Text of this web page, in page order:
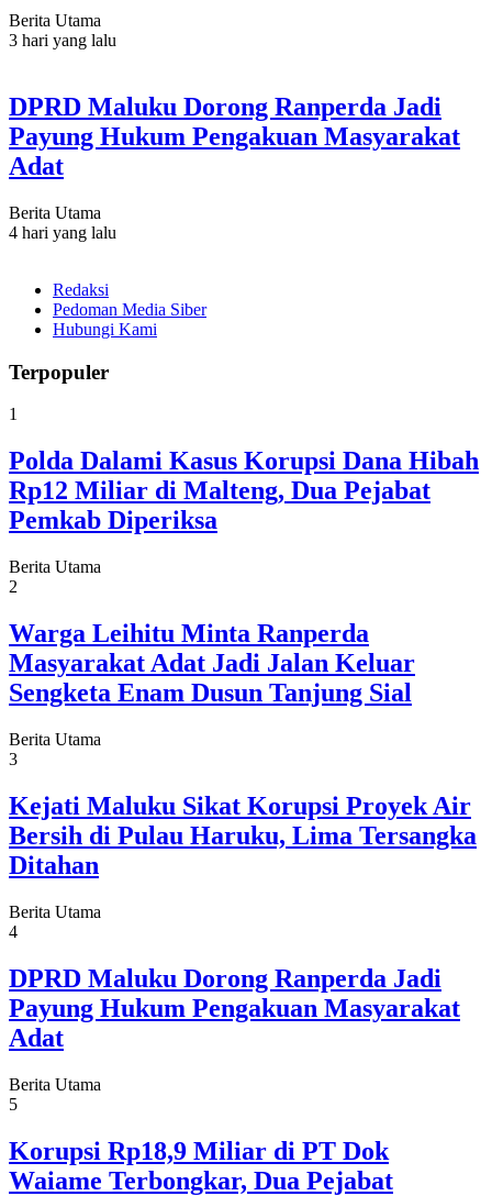
Berita Utama
3 hari yang lalu
DPRD Maluku Dorong Ranperda Jadi
Payung Hukum Pengakuan Masyarakat
Adat
Berita Utama
4 hari yang lalu
Redaksi
Pedoman Media Siber
Hubungi Kami
Terpopuler
1
Polda Dalami Kasus Korupsi Dana Hibah
Rp12 Miliar di Malteng, Dua Pejabat
Pemkab Diperiksa
Berita Utama
2
Warga Leihitu Minta Ranperda
Masyarakat Adat Jadi Jalan Keluar
Sengketa Enam Dusun Tanjung Sial
Berita Utama
3
Kejati Maluku Sikat Korupsi Proyek Air
Bersih di Pulau Haruku, Lima Tersangka
Ditahan
Berita Utama
4
DPRD Maluku Dorong Ranperda Jadi
Payung Hukum Pengakuan Masyarakat
Adat
Berita Utama
5
Korupsi Rp18,9 Miliar di PT Dok
Waiame Terbongkar, Dua Pejabat